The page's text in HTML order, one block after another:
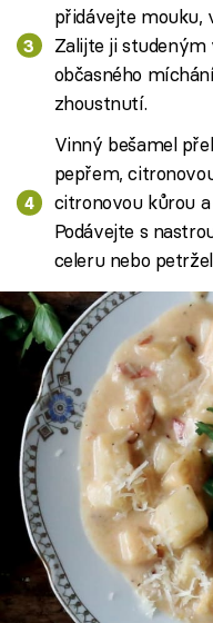
přidávejte mouku,
Zalijte ji
občasného
zhoustnutí.
Vinný bešamel
pepřem,
citronovou kůrou
Podávejte s
celeru nebo